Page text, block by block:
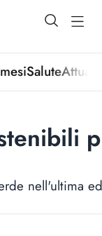
open
Salute
nell'ultima